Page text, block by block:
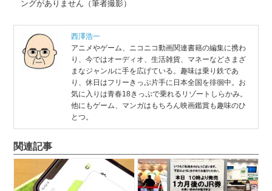
ングがありません（筆者撮影）
西澤浩一
アニメやゲーム、ニコニコ動画関連書籍の編集に携わ
り、今ではオーディオ、生活雑貨、マネーなどさまざ
まなジャンルに手を広げている。趣味は乗り鉄であ
り、休日はフリーきっぷ片手に日本全国を徘徊中。お
気に入りは青春18きっぷで乗れるリゾートしらかみ。
他にもゲーム、マンガはもちろん映画鑑賞も趣味のひ
とつ。
関連記事